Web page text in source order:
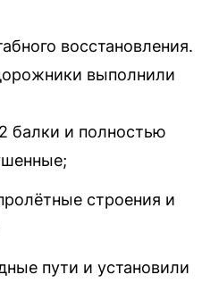
восстановления.
выполнили
балки и полностью
строения и
пути и установили